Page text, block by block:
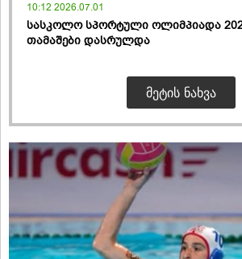
10:12 2026.07.01
სასკოლო სპორტული ოლიმპიადა
თამაშები დასრულდა
ᲛᲔᲢᲘᲡ ᲜᲐᲮᲕᲐ